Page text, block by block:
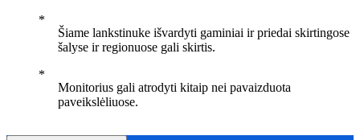
Šiame lankstinuke išvardyti gaminiai ir priedai skirtingose
šalyse ir regionuose gali skirtis.
Monitorius gali atrodyti kitaip nei pavaizduota
paveikslėliuose.